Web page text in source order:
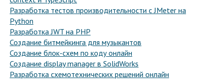
Разработка тестов производительности с JMeter на
Python
Разработка JWT на PHP
Создание битмейкинга для музыкантов
Создание блок-схем по коду онлайн
Создание display manager в SolidWorks
Разработка схемотехнических решений онлайн